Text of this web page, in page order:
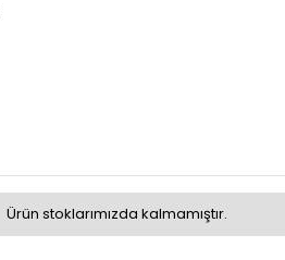
Ürün stoklarımızda kalmamıştır.